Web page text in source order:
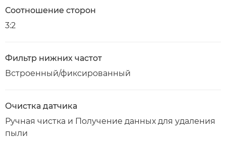
Соотношение сторон
3:2
Фильтр нижних частот
Встроенный/фиксированный
Очистка датчика
Ручная чистка и Получение данных для удаления
пыли